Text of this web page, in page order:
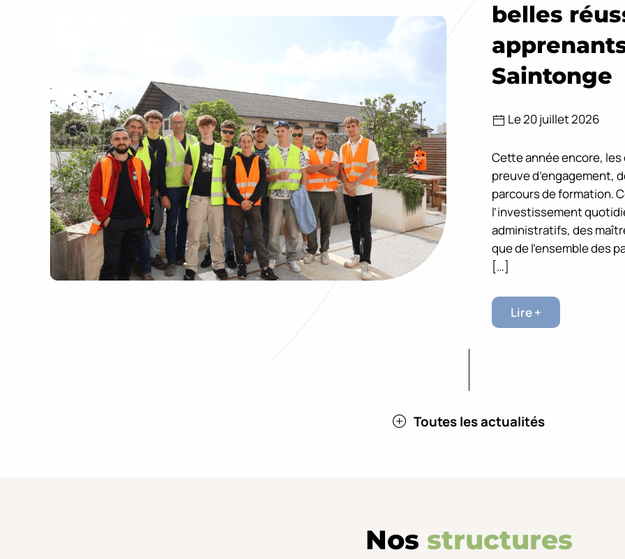
belles
Saintonge
Le 20 juillet 2026
Cette année encore,
preuve d’engagement,
parcours de formation.
l’investissement
administratifs, des
que de l’ensemble des
[…]
Lire +
Toutes les actualités
Nos structures